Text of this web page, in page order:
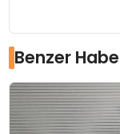
Benzer